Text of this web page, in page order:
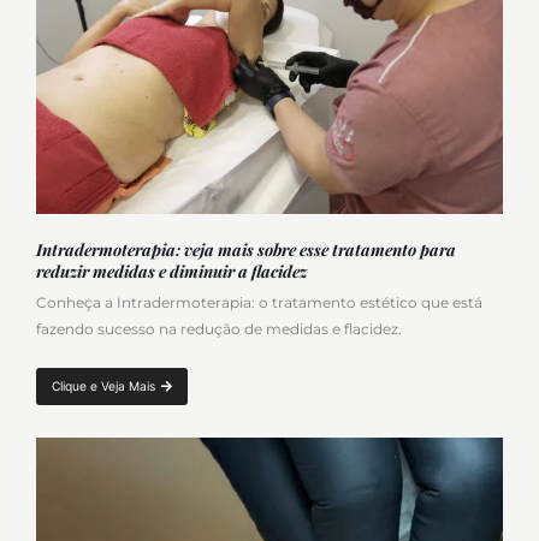
Intradermoterapia: veja mais sobre esse tratamento para
reduzir medidas e diminuir a flacidez
Conheça a Intradermoterapia: o tratamento estético que está
fazendo sucesso na redução de medidas e flacidez.
Clique e Veja Mais